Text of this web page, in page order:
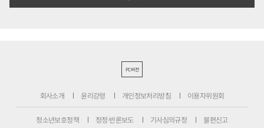
PC버전
회사소개 윤리강령 개인정보처리방침 이용자위원회
청소년보호정책 정정·반론보도 기사심의규정 불편신고